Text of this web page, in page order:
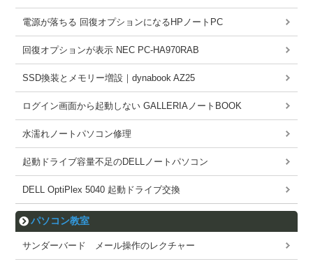
電源が落ちる 回復オプションになるHPノートPC
回復オプションが表示 NEC PC-HA970RAB
SSD換装とメモリー増設｜dynabook AZ25
ログイン画面から起動しない GALLERIAノートBOOK
水濡れノートパソコン修理
起動ドライブ容量不足のDELLノートパソコン
DELL OptiPlex 5040 起動ドライブ交換
パソコン教室
サンダーバード メール操作のレクチャー